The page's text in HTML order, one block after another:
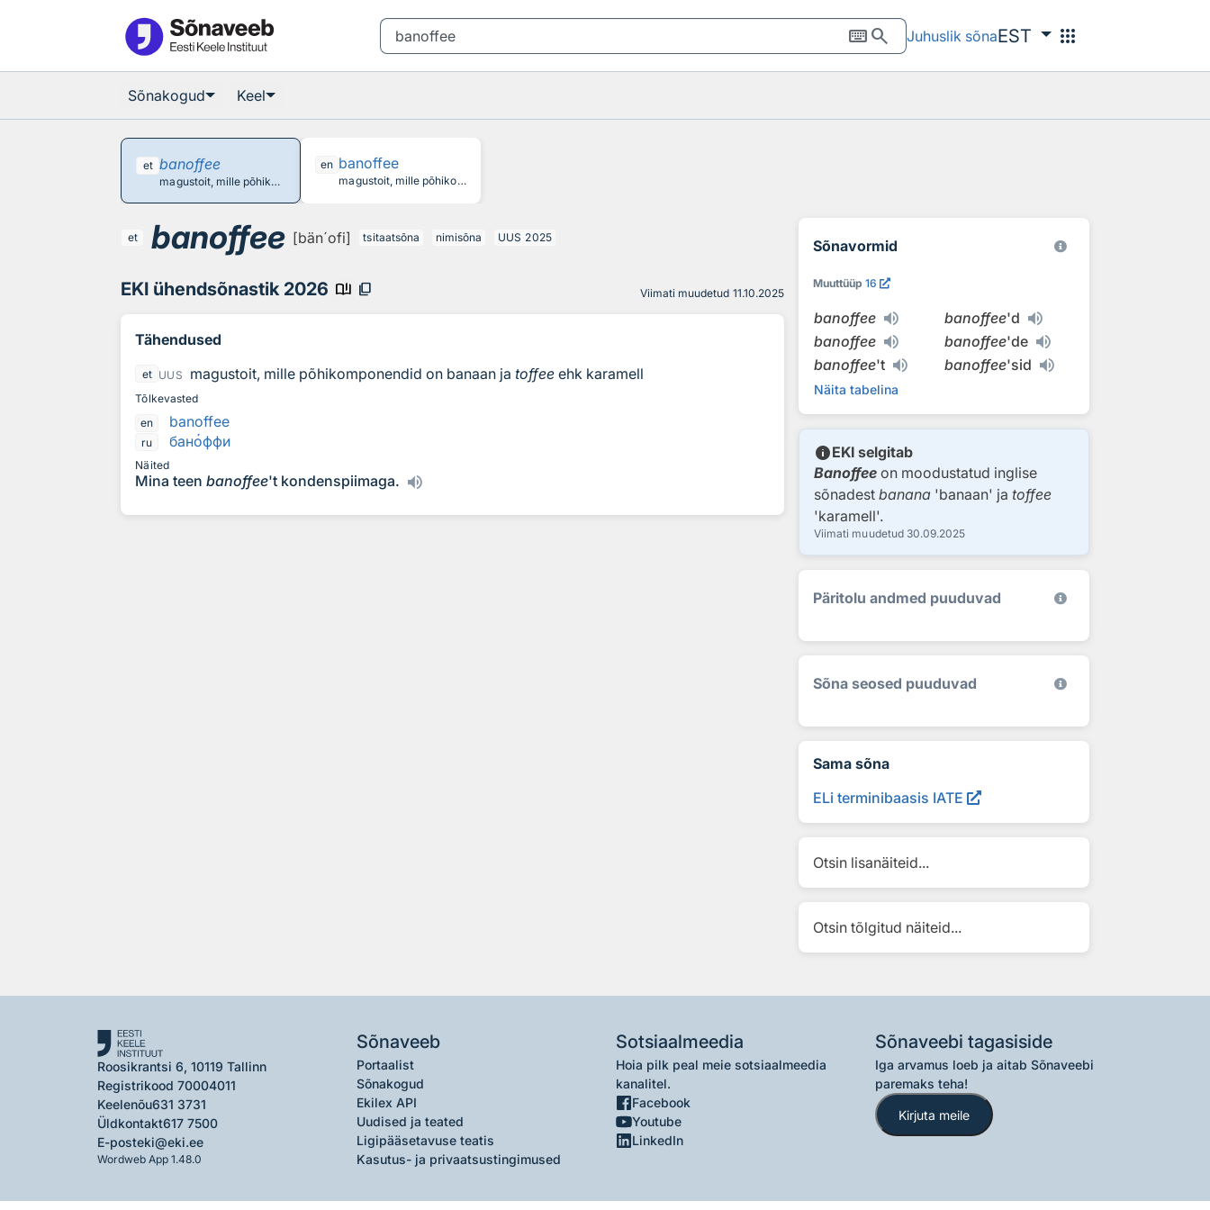
keyboardsearch Juhuslik sõnaEST apps
Sõnakogud Keel
et banoffee
magustoit, mille põhikomponendid on banaan ja toffee ehk karamell
en banoffee
magustoit, mille põhikomponendid on banaan ja toffee ehk karamell
et banoffee [bän´ofi] tsitaatsõna nimisõna UUS 2025
EKI ühendsõnastik 2026 book_ribbon content_copy Viimati muudetud 11.10.2025
Tähendused
et UUS magustoit, mille põhikomponendid on banaan ja toffeeehk karamell
Tõlkevasted
en
banoffee
ru баноффи
Näited
Mina teenbanoffee't kondenspiimaga.
Sõnavormid
Muuttüüp 16
banoffee banoffee'd
banoffee
banoffee'de
banoffee't banoffee'sid
Näita tabelina
infoEKI selgitab
Banoffee on moodustatud inglise
sõnadestbanana 'banaan' jatoffee
'karamell'.
Viimati muudetud 30.09.2025
Päritolu andmed puuduvad
Sõna seosed puuduvad
Sama sõna
ELi terminibaasis IATE
Otsin lisanäiteid...
Otsin tõlgitud näiteid...
Roosikrantsi 6, 10119 Tallinn
Registrikood 70004011
Keelenõu631 3731
Üldkontakt617 7500
E-posteki@eki.ee
Wordweb App 1.48.0
Sõnaveeb
Portaalist
Sõnakogud
Ekilex API
Uudised ja teated
Ligipääsetavuse teatis
Kasutus- ja privaatsustingimused
Sotsiaalmeedia
Hoia pilk peal meie sotsiaalmeedia
kanalitel.
Facebook
Youtube
LinkedIn
Sõnaveebi tagasiside
Iga arvamus loeb ja aitab Sõnaveebi
paremaks teha!
Kirjuta meile